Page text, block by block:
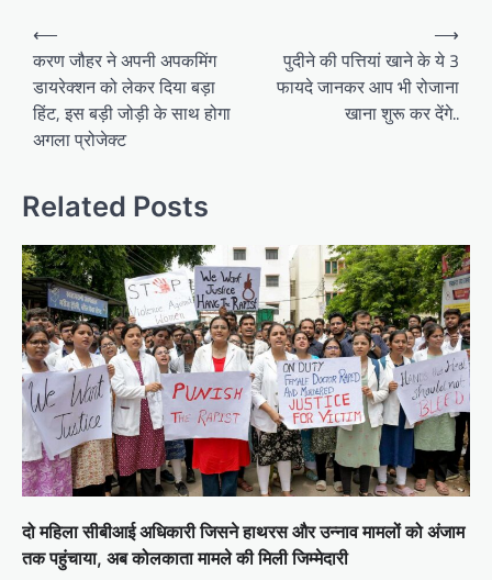
Post
navigation
⟵
करण जौहर ने अपनी अपकमिंग
डायरेक्शन को लेकर दिया बड़ा
हिंट, इस बड़ी जोड़ी के साथ होगा
अगला प्रोजेक्ट
पुदीने की पत्तियां खाने के ये 3
फायदे जानकर आप भी रोजाना
खाना शुरू कर देंगे..
⟶
Related Posts
दो महिला सीबीआई अधिकारी जिसने हाथरस और उन्नाव मामलों को अंजाम
तक पहुंचाया, अब कोलकाता मामले की मिली जिम्मेदारी